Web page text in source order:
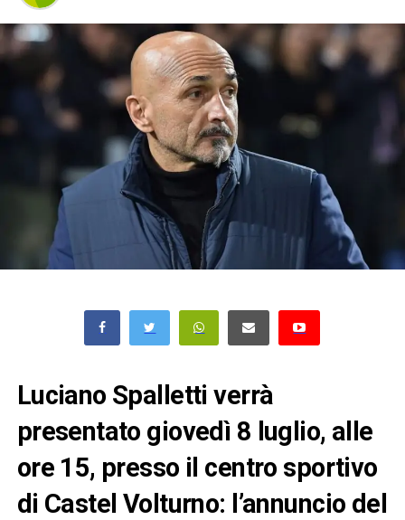
Luciano Spalletti verrà
presentato giovedì 8 luglio, alle
ore 15, presso il centro sportivo
di Castel Volturno: l’annuncio del